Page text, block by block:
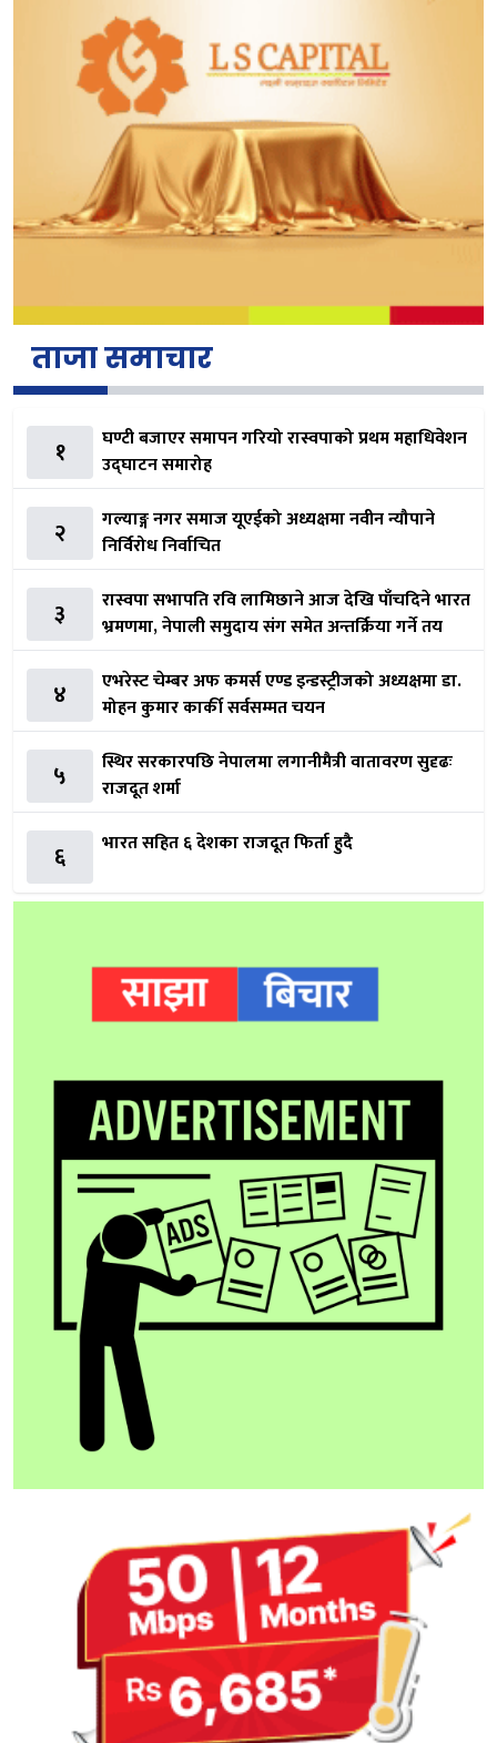
ताजा समाचार
१
घण्टी बजाएर समापन गरियो रास्वपाको प्रथम महाधिवेशन
उद्घाटन समारोह
२
गल्याङ्ग नगर समाज यूएईको अध्यक्षमा नवीन न्यौपाने
निर्विरोध निर्वाचित
३
रास्वपा सभापति रवि लामिछाने आज देखि पाँचदिने भारत
भ्रमणमा, नेपाली समुदाय संग समेत अन्तर्क्रिया गर्ने तय
४
एभरेस्ट चेम्बर अफ कमर्स एण्ड इन्डस्ट्रीजको अध्यक्षमा डा.
मोहन कुमार कार्की सर्वसम्मत चयन
५
स्थिर सरकारपछि नेपालमा लगानीमैत्री वातावरण सुदृढः
राजदूत शर्मा
६ भारत सहित ६ देशका राजदूत फिर्ता हुदै